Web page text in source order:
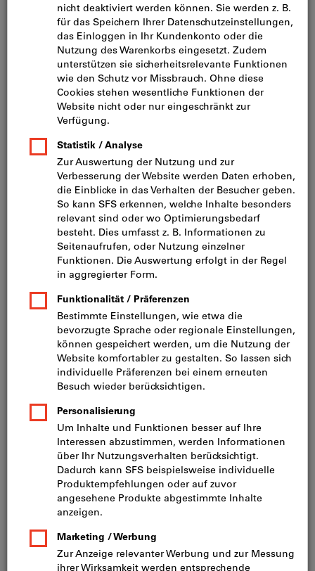
Bild zum Vergrößern anklicken
Preis pro 1 Stück
inkl. MwSt. zzgl. Versandkosten
Netto: CHF 23.20
Mindestbestellmenge: 10 Stück
Bestellschritt: 10 Stück
Menge